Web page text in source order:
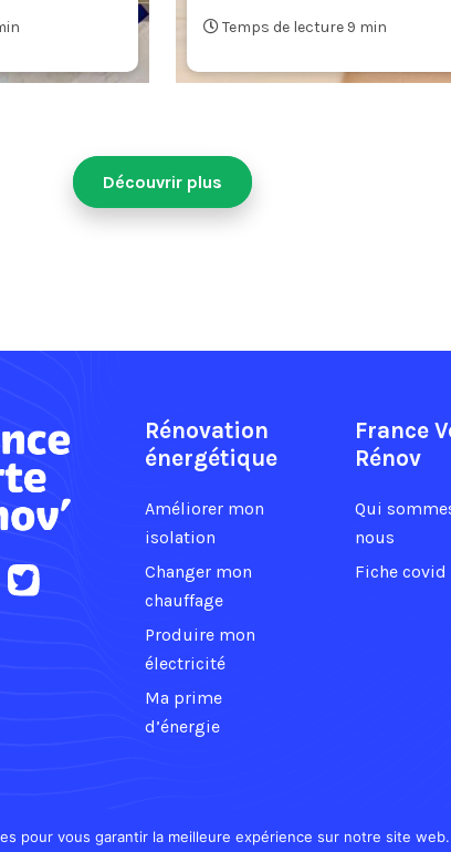
Temps de lecture 9 min
Découvrir plus
Rénovation
énergétique
Améliorer mon
isolation
Changer mon
chauffage
Produire mon
électricité
Ma prime
d’énergie
France
Rénov
Qui
nous
Fiche covid
Tous
pour vous garantir la meilleure expérience sur notre site